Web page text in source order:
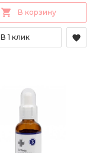
В корзину
В 1 клик